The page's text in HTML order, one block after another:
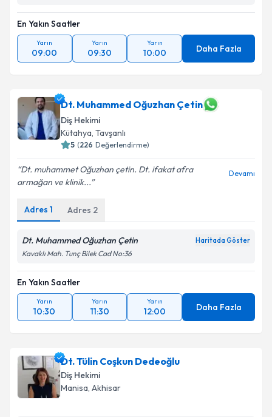
En Yakın Saatler
Yarın
09:00
Yarın
09:30
Yarın
10:00 Daha Fazla
Dt. Muhammed Oğuzhan Çetin
Diş Hekimi
Kütahya, Tavşanlı
5 (226 Değerlendirme)
Dt. muhammet Oğuzhan çetin. Dt. ifakat afra
armağan ve klinik...
Devamı
Adres 1 Adres 2
Dt. Muhammed Oğuzhan Çetin Haritada Göster
Kavaklı Mah. Tunç Bilek Cad No:36
En Yakın Saatler
Yarın
10:30
Yarın
11:30
Yarın
12:00 Daha Fazla
Dt. Tülin Coşkun Dedeoğlu
Diş Hekimi
Manisa, Akhisar